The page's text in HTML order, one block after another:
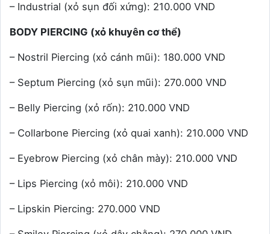
– Industrial (xỏ sụn đối xứng): 210.000 VND
BODY PIERCING (xỏ khuyên cơ thể)
– Nostril Piercing (xỏ cánh mũi): 180.000 VND
– Septum Piercing (xỏ sụn mũi): 270.000 VND
– Belly Piercing (xỏ rốn): 210.000 VND
– Collarbone Piercing (xỏ quai xanh): 210.000 VND
– Eyebrow Piercing (xỏ chân mày): 210.000 VND
– Lips Piercing (xỏ môi): 210.000 VND
– Lipskin Piercing: 270.000 VND